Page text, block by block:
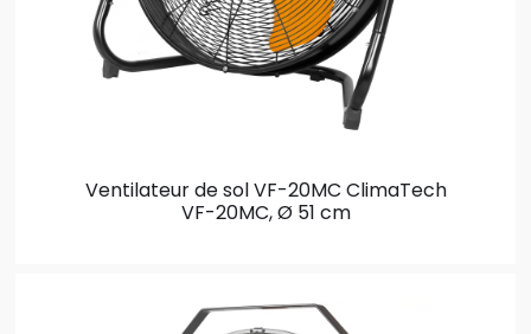
Ventilateur de sol VF-20MC ClimaTech
VF-20MC, Ø 51 cm